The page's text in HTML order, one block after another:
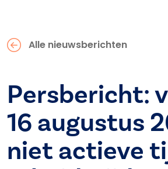
Alle nieuwsberichten
Persbericht:
16 augustus
niet actieve